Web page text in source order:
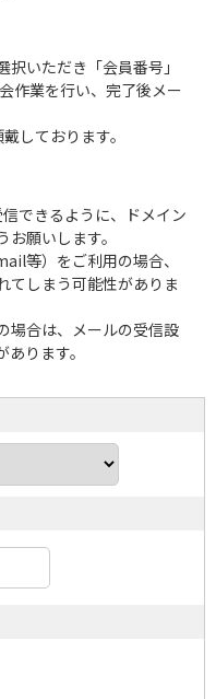
択いただき「会員番号」
作業を行い、完了後メー
しております。
できるように、ドメイン
願いします。
等）をご利用の場合、
てしまう可能性がありま
場合は、メールの受信設
ります。